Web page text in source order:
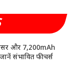
और 7,200mAh
संभावित फीचर्स